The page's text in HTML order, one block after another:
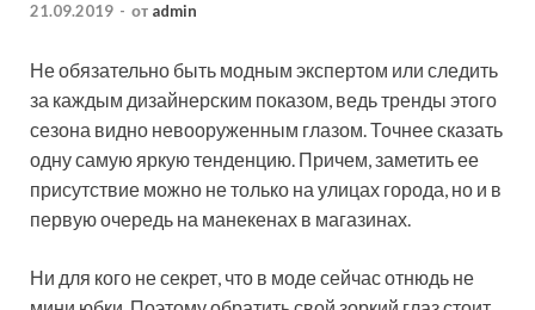
21.09.2019 - от admin
Не обязательно быть модным экспертом или следить
за каждым дизайнерским показом, ведь тренды этого
сезона видно невооруженным глазом. Точнее сказать
одну самую яркую тенденцию. Причем, заметить ее
присутствие можно не только на улицах города, но и в
первую очередь на манекенах в магазинах.
Ни для кого не секрет, что в моде сейчас отнюдь не